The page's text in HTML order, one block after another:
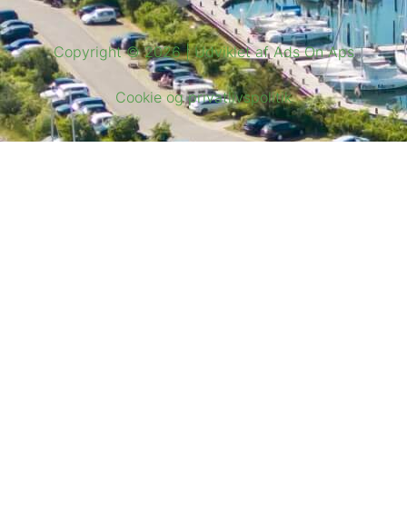
Copyright © 2026 | Udviklet af Ads On Aps
Cookie og privatlivspolitik